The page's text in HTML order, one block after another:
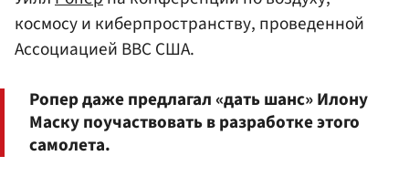
космосу и киберпространству, проведенной
Ассоциацией ВВС США.
Ропер даже предлагал «дать шанс» Илону
Маску поучаствовать в разработке этого
самолета.